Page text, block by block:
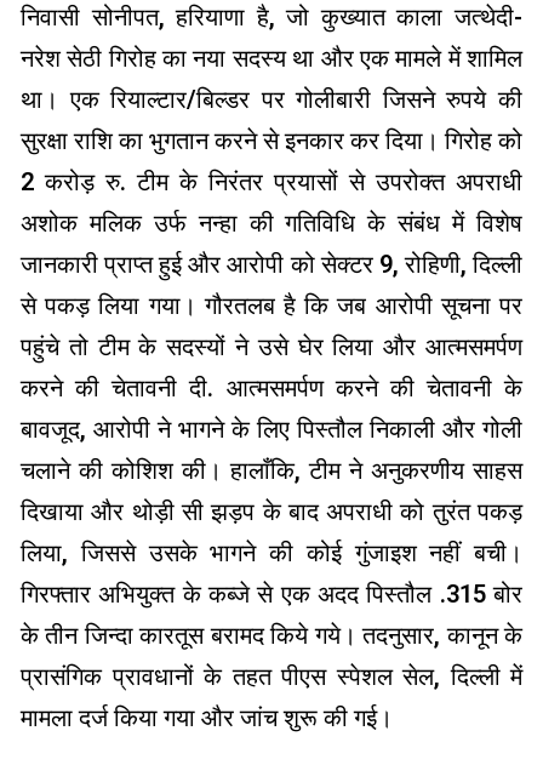
निवासी सोनीपत, हरियाणा है, जो कुख्यात काला जत्थेदी-
नरेश सेठी गिरोह का नया सदस्य था और एक मामले में शामिल
था। एक रियाल्टार/बिल्डर पर गोलीबारी जिसने रुपये की
सुरक्षा राशि का भुगतान करने से इनकार कर दिया। गिरोह को
2 करोड़ रु. टीम के निरंतर प्रयासों से उपरोक्त अपराधी
अशोक मलिक उर्फ ​​नन्हा की गतिविधि के संबंध में विशेष
जानकारी प्राप्त हुई और आरोपी को सेक्टर 9, रोहिणी, दिल्ली
से पकड़ लिया गया। गौरतलब है कि जब आरोपी सूचना पर
पहुंचे तो टीम के सदस्यों ने उसे घेर लिया और आत्मसमर्पण
करने की चेतावनी दी. आत्मसमर्पण करने की चेतावनी के
बावजूद, आरोपी ने भागने के लिए पिस्तौल निकाली और गोली
चलाने की कोशिश की। हालाँकि, टीम ने अनुकरणीय साहस
दिखाया और थोड़ी सी झड़प के बाद अपराधी को तुरंत पकड़
लिया, जिससे उसके भागने की कोई गुंजाइश नहीं बची।
गिरफ्तार अभियुक्त के कब्जे से एक अदद पिस्तौल .315 बोर
के तीन जिन्दा कारतूस बरामद किये गये। तदनुसार, कानून के
प्रासंगिक प्रावधानों के तहत पीएस स्पेशल सेल, दिल्ली में
मामला दर्ज किया गया और जांच शुरू की गई।